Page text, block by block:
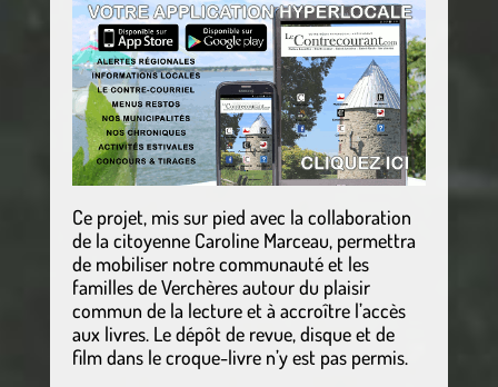
Ce projet, mis sur pied avec la collaboration
de la citoyenne Caroline Marceau, permettra
de mobiliser notre communauté et les
familles de Verchères autour du plaisir
commun de la lecture et à accroître l’accès
aux livres. Le dépôt de revue, disque et de
film dans le croque-livre n’y est pas permis.